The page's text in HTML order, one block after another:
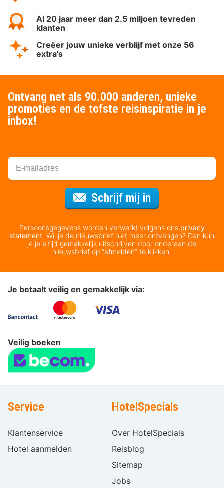
Al 20 jaar meer dan 2.5 miljoen tevreden
klanten
Creëer jouw unieke verblijf met onze 56
extra's
Ontvang net als 90.000 anderen, unieke
promoties en de tofste reisinspiratie in je
inbox!
Schrijf mij in
Persoonsgegevens worden verwerkt volgens ons privacy
statement. Wil je de nieuwsbrief niet meer ontvangen? Dan kun
je je altijd gemakkelijk uitschrijven door onderaan de
nieuwsbrief op “afmelden” te klikken.
Je betaalt veilig en gemakkelijk via:
Veilig boeken
Service
Klantenservice
Hotel aanmelden
HotelSpecials
Over HotelSpecials
Reisblog
Sitemap
Jobs